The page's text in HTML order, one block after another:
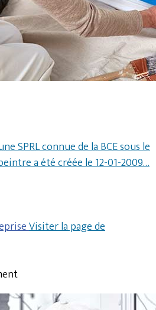
SPRL connue de la BCE sous le
a été créée le 12-01-2009…
Visiter la page de